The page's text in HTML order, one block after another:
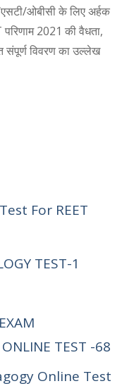
ओबीसी के लिए अर्हक
2021 की वैधता,
संपूर्ण विवरण का उल्लेख
For REET
TEST-1
TEST -68
Online Test